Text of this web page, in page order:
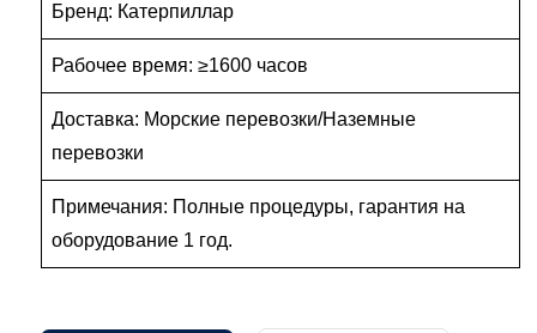
Бренд: Катерпиллар
Рабочее время: ≥1600 часов
Доставка: Морские перевозки/Наземные
перевозки
Примечания: Полные процедуры, гарантия на
оборудование 1 год.